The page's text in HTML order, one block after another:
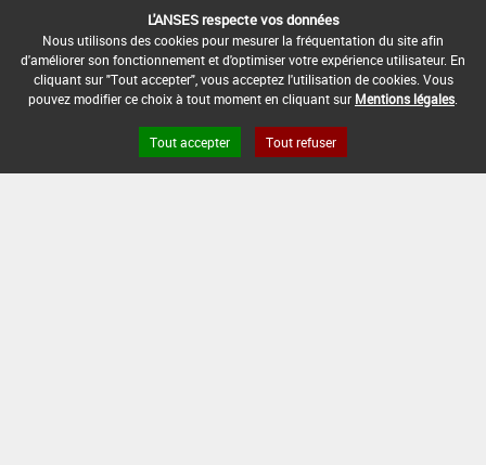
DATE DE FIN D'UTILISATION :
31/05/2010
L'ANSES respecte vos données
Nous utilisons des cookies pour mesurer la fréquentation du site afin
d'améliorer son fonctionnement et d'optimiser votre expérience utilisateur. En
cliquant sur "Tout accepter", vous acceptez l'utilisation de cookies. Vous
pouvez modifier ce choix à tout moment en cliquant sur Mentions légales
Tout accepter Tout refuser